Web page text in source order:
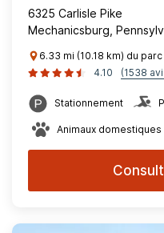
6325 Carlisle Pike
Mechanicsburg,
6.33 mi (10.18 km) du
4.10
(1538
Stationnement
Animaux domestiques